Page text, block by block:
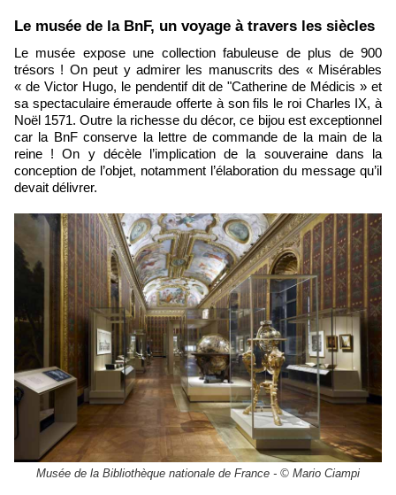
Le musée de la BnF, un voyage à travers les siècles
Le musée expose une collection fabuleuse de plus de 900
trésors ! On peut y admirer les manuscrits des « Misérables
« de Victor Hugo, le pendentif dit de "Catherine de Médicis » et
sa spectaculaire émeraude offerte à son fils le roi Charles IX, à
Noël 1571. Outre la richesse du décor, ce bijou est exceptionnel
car la BnF conserve la lettre de commande de la main de la
reine ! On y décèle l’implication de la souveraine dans la
conception de l’objet, notamment l’élaboration du message qu’il
devait délivrer.
Musée de la Bibliothèque nationale de France - © Mario Ciampi